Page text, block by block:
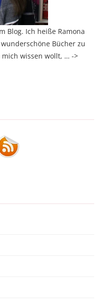
Blog. Ich heiße Ramona
Bücher zu
wissen wollt, … ->